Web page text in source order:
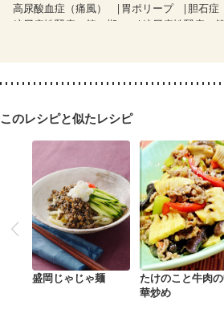
高尿酸血症（痛風）
胃ポリープ 胆石症
糖尿病性腎症（第１期）
糖尿病性腎症（
このレシピと似たレシピ
盛岡じゃじゃ麺
たけのこと牛肉
華炒め